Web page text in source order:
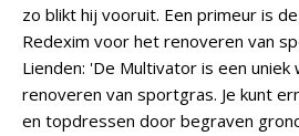
zo blikt hij vooruit. Een primeur is
Redexim voor het renoveren van
Lienden: 'De Multivator is een
renoveren van sportgras. Je kunt
en topdressen door begraven